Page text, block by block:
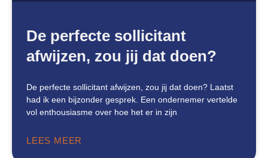
De perfecte sollicitant
afwijzen, zou jij dat doen?
De perfecte sollicitant afwijzen, zou jij dat doen? Laatst
had ik een bijzonder gesprek. Een ondernemer vertelde
vol enthousiasme over hoe het er in zijn
LEES MEER